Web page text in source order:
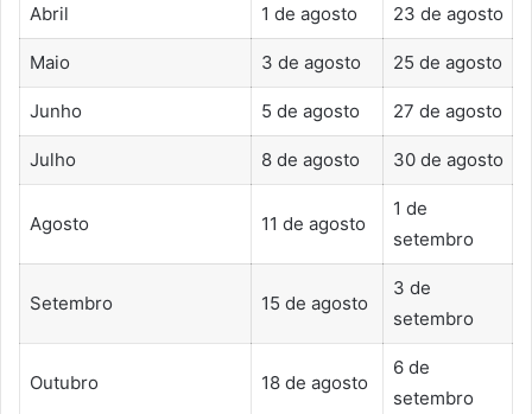
Abril 1 de agosto 23 de agosto
Maio 3 de agosto 25 de agosto
Junho 5 de agosto 27 de agosto
Julho 8 de agosto 30 de agosto
Agosto 11 de agosto
1 de
setembro
Setembro 15 de agosto
3 de
setembro
Outubro 18 de agosto
6 de
setembro